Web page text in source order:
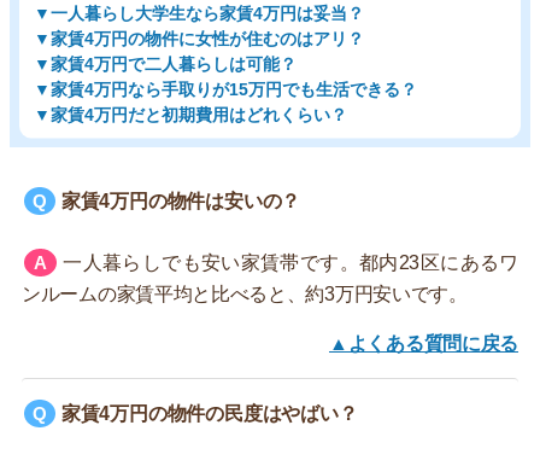
▼一人暮らし大学生なら家賃4万円は妥当？
▼家賃4万円の物件に女性が住むのはアリ？
▼家賃4万円で二人暮らしは可能？
▼家賃4万円なら手取りが15万円でも生活できる？
▼家賃4万円だと初期費用はどれくらい？
家賃4万円の物件は安いの？
一人暮らしでも安い家賃帯です。都内23区にあるワ
ンルームの家賃平均と比べると、約3万円安いです。
▲よくある質問に戻る
家賃4万円の物件の民度はやばい？